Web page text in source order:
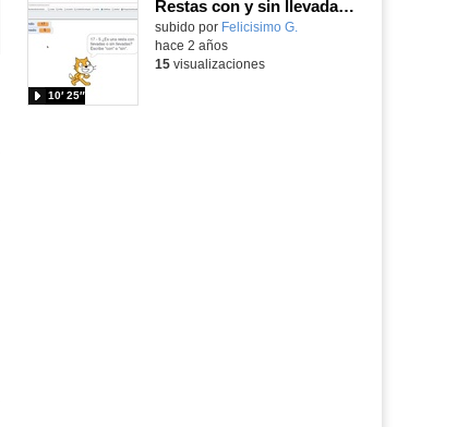
pantalla
Restas con y sin llevadas con Scratch
Contenido educativo.
subido por Felicisimo G.
10′ 25″
hace 2 años
15visualizaciones